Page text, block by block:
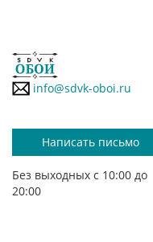
info@sdvk-oboi.ru
Написать письмо
Без выходных с 10:00 до
20:00